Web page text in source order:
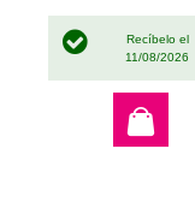
Recíbelo el
11/08/2026